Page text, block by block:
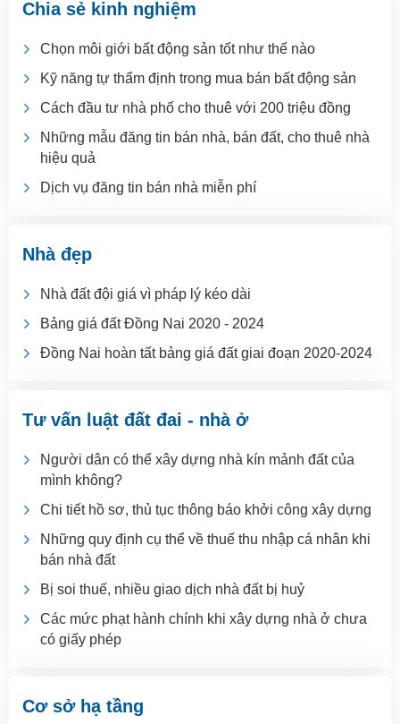
Chia sẻ kinh nghiệm
Chọn môi giới bất động sản tốt như thế nào
Kỹ năng tự thẩm định trong mua bán bất động sản
Cách đầu tư nhà phố cho thuê với 200 triệu đồng
Những mẫu đăng tin bán nhà, bán đất, cho thuê nhà
hiệu quả
Dịch vụ đăng tin bán nhà miễn phí
Nhà đẹp
Nhà đất đội giá vì pháp lý kéo dài
Bảng giá đất Đồng Nai 2020 - 2024
Đồng Nai hoàn tất bảng giá đất giai đoạn 2020-2024
Tư vấn luật đất đai - nhà ở
Người dân có thể xây dựng nhà kín mảnh đất của
mình không?
Chi tiết hồ sơ, thủ tục thông báo khởi công xây dựng
Những quy định cụ thể về thuế thu nhập cá nhân khi
bán nhà đất
Bị soi thuế, nhiều giao dịch nhà đất bị huỷ
Các mức phạt hành chính khi xây dựng nhà ở chưa
có giấy phép
Cơ sở hạ tầng